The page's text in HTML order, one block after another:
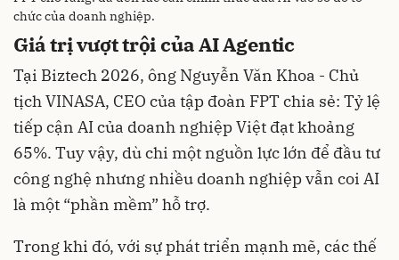
chức của doanh nghiệp.
Giá trị vượt trội của AI Agentic
Tại Biztech 2026, ông Nguyễn Văn Khoa - Chủ
tịch VINASA, CEO của tập đoàn FPT chia sẻ: Tỷ lệ
tiếp cận AI của doanh nghiệp Việt đạt khoảng
65%. Tuy vậy, dù chi một nguồn lực lớn để đầu tư
công nghệ nhưng nhiều doanh nghiệp vẫn coi AI
là một “phần mềm” hỗ trợ.
Trong khi đó, với sự phát triển mạnh mẽ, các thế